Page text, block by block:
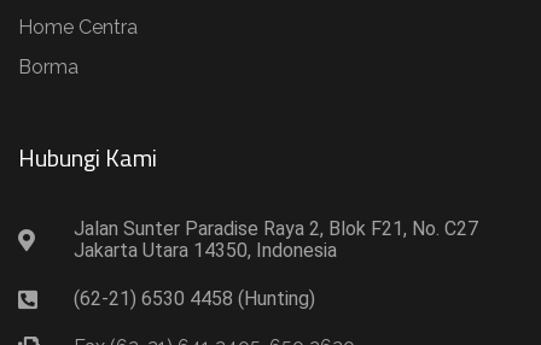
Home Centra
Borma
Hubungi Kami​
Jalan Sunter Paradise Raya 2, Blok F21, No. C27
Jakarta Utara 14350, Indonesia
(62-21) 6530 4458 (Hunting)